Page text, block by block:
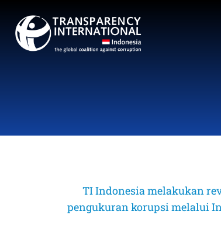
TI Indonesia melakukan
pengukuran korupsi melalui